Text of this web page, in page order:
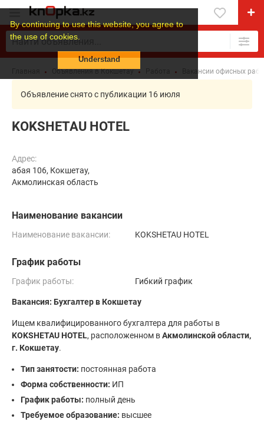
By continuing to use this website, you agree to
the use of cookies.
Understand
Объявления в Кокшетау Вакансии офисных
Объявление снято с публикации 16 июля
KOKSHETAU HOTEL
Адрес:
абая 106, Кокшетау,
Акмолинская область
Наименование вакансии
Наименование вакансии: KOKSHETAU HOTEL
График работы
График работы: Гибкий график
Вакансия: Бухгалтер в Кокшетау
Ищем квалифицированного бухгалтера для работы в
KOKSHETAU HOTEL, расположенном вАкмолинской области,
г. Кокшетау.
Тип занятости: постоянная работа
Форма собственности: ИП
График работы: полный день
Требуемое образование: высшее